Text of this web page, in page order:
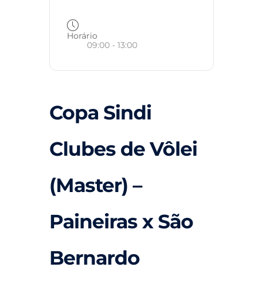
Horário
09:00 - 13:00
Copa Sindi
Clubes de Vôlei
(Master) –
Paineiras x São
Bernardo